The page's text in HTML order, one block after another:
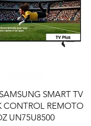
SMART TV
CONTROL REMOTO
UN75U8500